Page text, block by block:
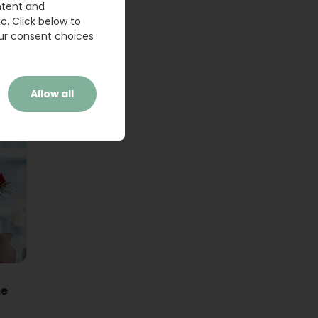
and
Click below to
consent choices
Allow all